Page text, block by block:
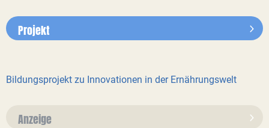
Projekt
Bildungsprojekt zu Innovationen in der Ernährungswelt
Anzeige